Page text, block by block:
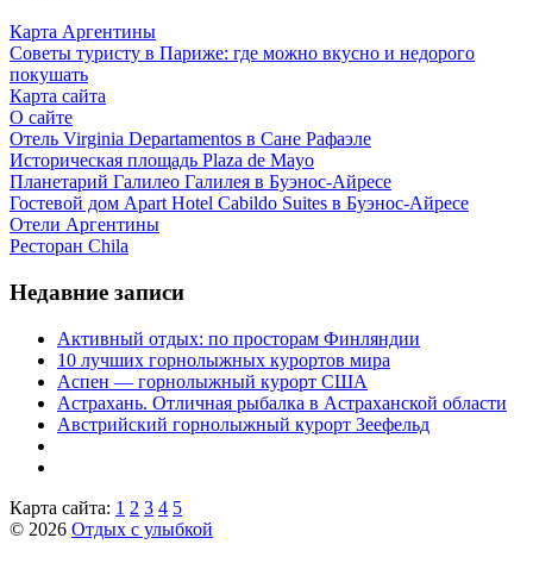
Карта Аргентины
Советы туристу в Париже: где можно вкусно и недорого
покушать
Карта сайта
О сайте
Отель Virginia Departamentos в Сане Рафаэле
Историческая площадь Plaza de Mayo
Планетарий Галилео Галилея в Буэнос-Айресе
Гостевой дом Apart Hotel Cabildo Suites в Буэнос-Айресе
Отели Аргентины
Ресторан Chila
Недавние записи
Активный отдых: по просторам Финляндии
10 лучших горнолыжных курортов мира
Аспен — горнолыжный курорт США
Астрахань. Отличная рыбалка в Астраханской области
Австрийский горнолыжный курорт Зеефельд
Карта сайта: 1 2 3 4 5
© 2026 Отдых с улыбкой